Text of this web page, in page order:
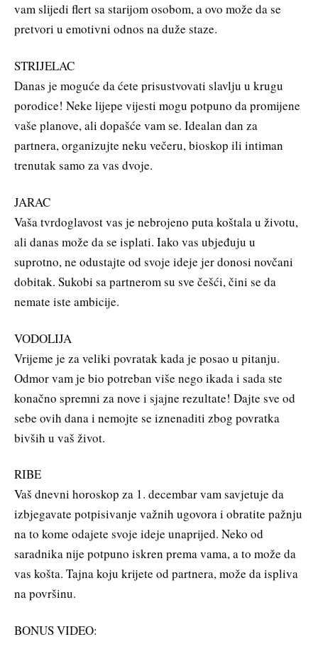
vam slijedi flert sa starijom osobom, a ovo može da se
pretvori u emotivni odnos na duže staze.
STRIJELAC
Danas je moguće da ćete prisustvovati slavlju u krugu
porodice! Neke lijepe vijesti mogu potpuno da promijene
vaše planove, ali dopašće vam se. Idealan dan za
partnera, organizujte neku večeru, bioskop ili intiman
trenutak samo za vas dvoje.
JARAC
Vaša tvrdoglavost vas je nebrojeno puta koštala u životu,
ali danas može da se isplati. Iako vas ubjeđuju u
suprotno, ne odustajte od svoje ideje jer donosi novčani
dobitak. Sukobi sa partnerom su sve češći, čini se da
nemate iste ambicije.
VODOLIJA
Vrijeme je za veliki povratak kada je posao u pitanju.
Odmor vam je bio potreban više nego ikada i sada ste
konačno spremni za nove i sjajne rezultate! Dajte sve od
sebe ovih dana i nemojte se iznenaditi zbog povratka
bivših u vaš život.
RIBE
Vaš dnevni horoskop za 1. decembar vam savjetuje da
izbjegavate potpisivanje važnih ugovora i obratite pažnju
na to kome odajete svoje ideje unaprijed. Neko od
saradnika nije potpuno iskren prema vama, a to može da
vas košta. Tajna koju krijete od partnera, može da ispliva
na površinu.
BONUS VIDEO: